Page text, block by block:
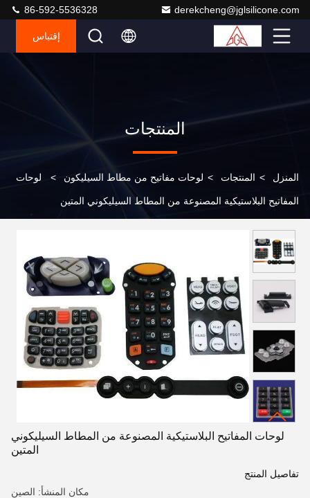
derekcheng@jglsilicone.com
86-592-5536328
إقتباس
المنتجات
المنزل > المنتجات > لوحات مفاتيح من مطاط السيليكون > لوحات
المفاتيح البلاستيكية المصنوعة من المطاط السيليكوني المتين
لوحات المفاتيح البلاستيكية المصنوعة من المطاط السيليكوني
المتين
تفاصيل المنتج
مكان المنشأ: الصين